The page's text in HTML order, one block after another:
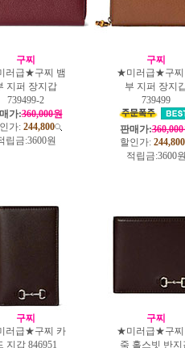
구찌
러급★구찌 뱀
지퍼 장지갑
739499-2
가:360,000원
가: 244,800
립금:3600원
구찌
★미러급★구찌
부 지퍼 장지
739499
판매가:
할인가: 244,800
적립금:3600
구찌
러급★구찌 카
지갑 846951
구찌
★미러급★구찌
죽 홀스빗 반지